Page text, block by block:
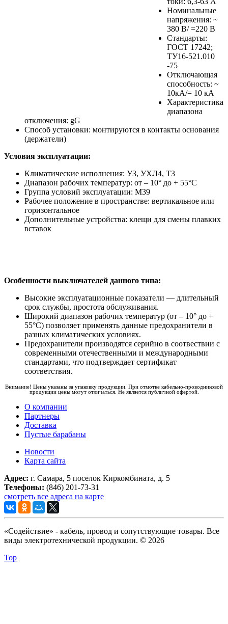
Номинальные
напряжения: ~
380 В/ =220 В
Стандарты:
ГОСТ 17242;
ТУ16-521.010
-75
Отключающая
способность: ~
10кА/= 10 кА
Характеристика
диапазона
отключения: gG
Способ установки: монтируются в контакты основания
(держатели)
Условия эксплуатации:
Климатические исполнения: У3, УХЛ4, Т3
Диапазон рабочих температур: от – 10° до + 55°С
Группа условий эксплуатации: М39
Рабочее положение в пространстве: вертикальное или
горизонтальное
Дополнительные устройства: клещи для смены плавких
вставок
Особенности выключателей данного типа:
Высокие эксплуатационные показатели — длительный
срок службы, простота обслуживания.
Широкий диапазон рабочих температур (от – 10° до +
55°С) позволяет применять данные предохранители в
разных климатических условиях.
Предохранители производятся серийно в соотвествии с
современными отечественными и международными
стандартами, что подтверждает сертификат
соответствия.
Внимание! Цены указаны за упаковку продукции. При отмотке кабельно-проводниковой
продукции цены могут отличаться. Не является публичной офертой.
О компании
Партнеры
Доставка
Пустые барабаны
Новости
Карта сайта
Адрес: г. Самара, 5 поселок Киркомбината, д. 5
Телефоны: (846) 201-73-31
смотреть все адреса на карте
«Содействие» - кабель, провод и сопутствующие товары. Все
виды электротехнической продукции. © 2026
Top